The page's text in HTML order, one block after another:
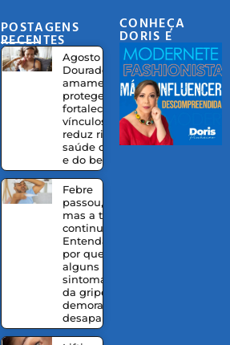
POSTAGENS
RECENTES
Agosto
Dourado:
amamentação
protege,
fortalece
vínculos e
reduz riscos à
saúde da mãe
e do bebê
Febre
passou,
mas a tosse
continua?
Entenda
por que
alguns
sintomas
da gripe
demoram a
desaparecer
CONHEÇA
DORIS E
EQUIPE